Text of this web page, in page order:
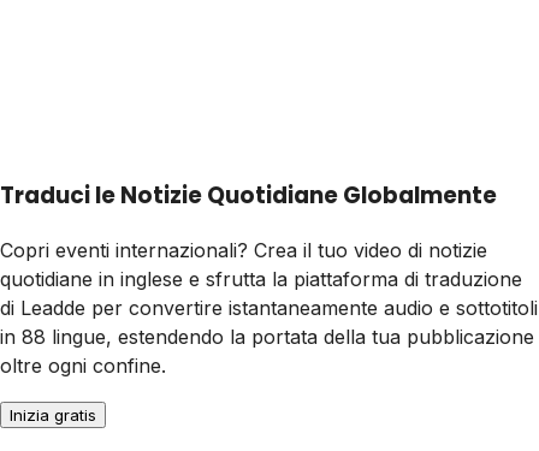
Traduci le Notizie Quotidiane Globalmente
Copri eventi internazionali? Crea il tuo video di notizie
quotidiane in inglese e sfrutta la piattaforma di traduzione
di Leadde per convertire istantaneamente audio e sottotitoli
in 88 lingue, estendendo la portata della tua pubblicazione
oltre ogni confine.
Inizia gratis